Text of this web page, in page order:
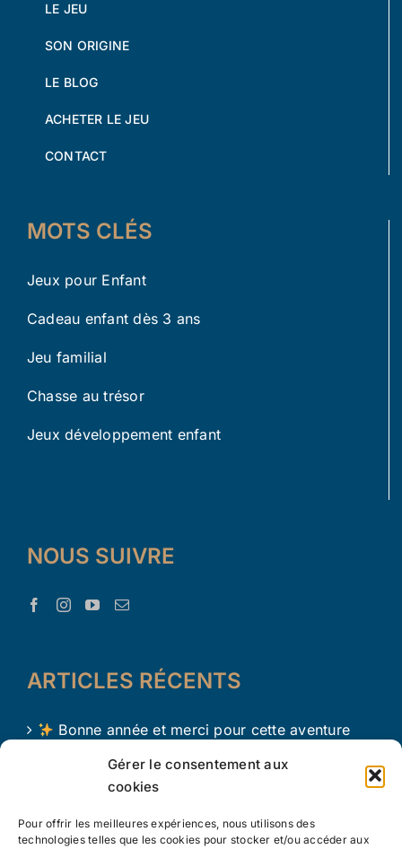
Gérer le consentement aux
cookies
Pour offrir les meilleures expériences, nous utilisons des
technologies telles que les cookies pour stocker et/ou accéder aux
LE JEU
SON ORIGINE
LE BLOG
ACHETER LE JEU
CONTACT
MOTS CLÉS
Jeux pour Enfant
Cadeau enfant dès 3 ans
Jeu familial
Chasse au trésor
Jeux développement enfant
NOUS SUIVRE
ARTICLES RÉCENTS
Bonne année et merci pour cette aventure
avec Le Trésor d’Aaron !
Le Trésor d Aaron en 2024 !
L’apprentissage par le jeu chez les tout petits